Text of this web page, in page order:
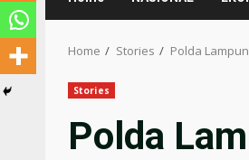
Home Stories Polda
Stories
Polda